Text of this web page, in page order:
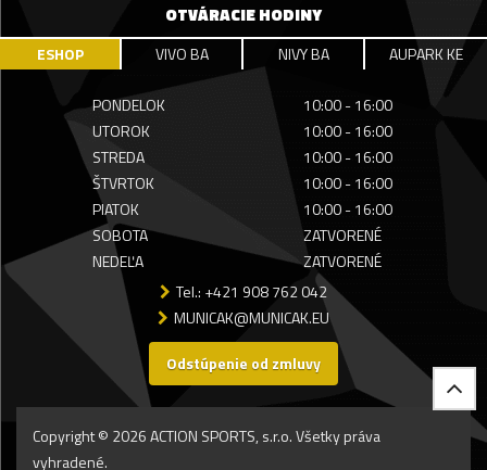
OTVÁRACIE HODINY
ESHOP VIVO BA NIVY BA AUPARK KE
PONDELOK
10:00 - 16:00
UTOROK
10:00 - 16:00
STREDA
10:00 - 16:00
ŠTVRTOK
10:00 - 16:00
PIATOK
10:00 - 16:00
SOBOTA
ZATVORENÉ
NEDEĽA
ZATVORENÉ
Tel.: +421 908 762 042
MUNICAK@MUNICAK.EU
Odstúpenie od zmluvy
Copyright © 2026 ACTION SPORTS, s.r.o. Všetky práva
vyhradené.